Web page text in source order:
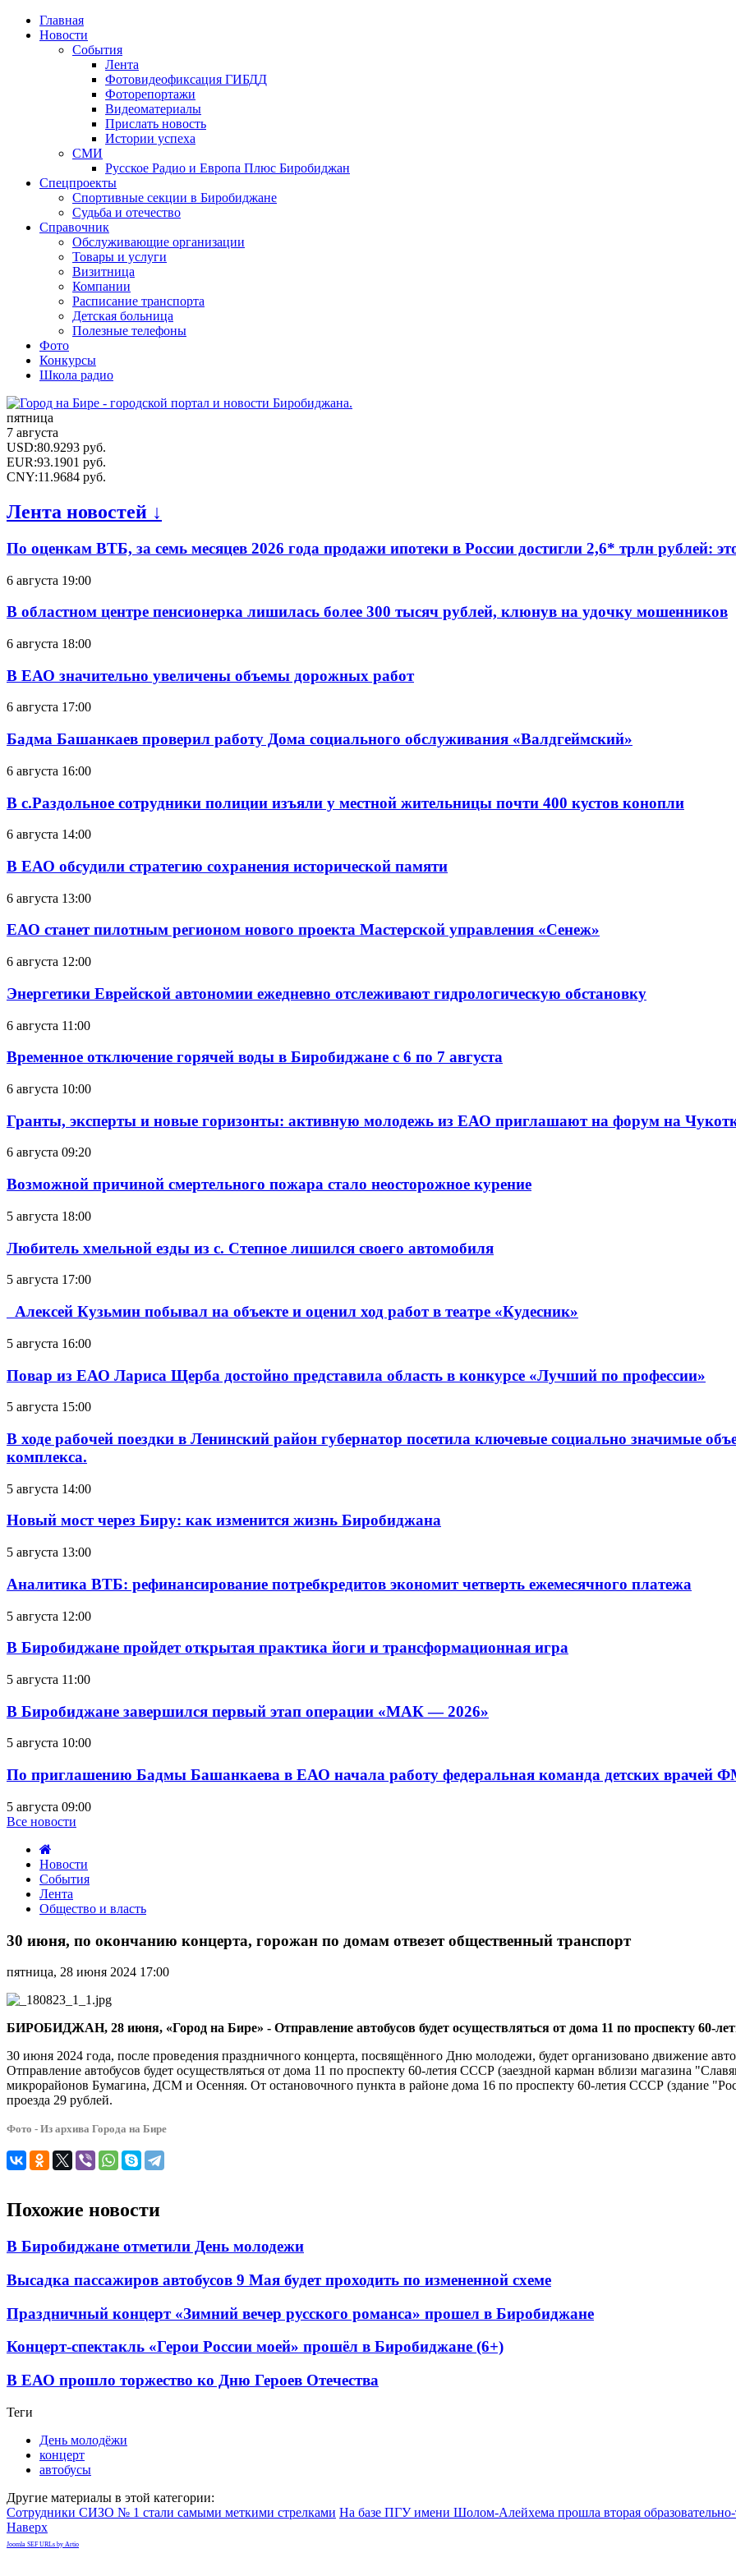
Главная
Новости
События
Лента
Фотовидеофиксация ГИБДД
Фоторепортажи
Видеоматериалы
Прислать новость
Истории успеха
СМИ
Русское Радио и Европа Плюс Биробиджан
Спецпроекты
Спортивные секции в Биробиджане
Судьба и отечество
Справочник
Обслуживающие организации
Товары и услуги
Визитница
Компании
Расписание транспорта
Детская больница
Полезные телефоны
Фото
Конкурсы
Школа радио
пятница
7 августа
USD:80.9293 руб.
EUR:93.1901 руб.
CNY:11.9684 руб.
Лента новостей ↓
По оценкам ВТБ, за семь месяцев 2026 года продажи ипотеки в России достигли 2,6* трлн рублей:
6 августа 19:00
В областном центре пенсионерка лишилась более 300 тысяч рублей, клюнув на удочку мошенников
6 августа 18:00
В ЕАО значительно увеличены объемы дорожных работ
6 августа 17:00
Бадма Башанкаев проверил работу Дома социального обслуживания «Валдгеймский»
6 августа 16:00
В с.Раздольное сотрудники полиции изъяли у местной жительницы почти 400 кустов конопли
6 августа 14:00
В ЕАО обсудили стратегию сохранения исторической памяти
6 августа 13:00
ЕАО станет пилотным регионом нового проекта Мастерской управления «Сенеж»
6 августа 12:00
Энергетики Еврейской автономии ежедневно отслеживают гидрологическую обстановку
6 августа 11:00
Временное отключение горячей воды в Биробиджане с 6 по 7 августа
6 августа 10:00
Гранты, эксперты и новые горизонты: активную молодежь из ЕАО приглашают на форум на
6 августа 09:20
Возможной причиной смертельного пожара стало неосторожное курение
5 августа 18:00
Любитель хмельной езды из с. Степное лишился своего автомобиля
5 августа 17:00
Алексей Кузьмин побывал на объекте и оценил ход работ в театре «Кудесник»
5 августа 16:00
Повар из ЕАО Лариса Щерба достойно представила область в конкурсе «Лучший по профессии»
5 августа 15:00
В ходе рабочей поездки в Ленинский район губернатор посетила ключевые социально значимые
комплекса.
5 августа 14:00
Новый мост через Биру: как изменится жизнь Биробиджана
5 августа 13:00
Аналитика ВТБ: рефинансирование потребкредитов экономит четверть ежемесячного платежа
5 августа 12:00
В Биробиджане пройдет открытая практика йоги и трансформационная игра
5 августа 11:00
В Биробиджане завершился первый этап операции «МАК — 2026»
5 августа 10:00
По приглашению Бадмы Башанкаева в ЕАО начала работу федеральная команда детских врачей
5 августа 09:00
Все новости
Новости
События
Лента
Общество и власть
июня,
окончанию
концерта,
горожан
домам
общественный
транспорт
30 июня, по окончанию концерта, горожан по домам отвезет общественный транспорт
пятница, 28 июня 2024 17:00
БИРОБИДЖАН, 28 июня, «Город на Бире» - Отправление автобусов будет осуществляться от дома 11 по проспекту 60-
30 июня 2024 года, после проведения праздничного концерта, посвящённого Дню молодежи, будет организовано движение
Отправление автобусов будет осуществляться от дома 11 по проспекту 60-летия СССР (заездной карман вблизи магазина
микрорайонов Бумагина, ДСМ и Осенняя. От остановочного пункта в районе дома 16 по проспекту 60-летия СССР (здание
проезда 29 рублей.
Фото - Из архива Города на Бире
Похожие новости
В Биробиджане отметили День молодежи
Высадка пассажиров автобусов 9 Мая будет проходить по измененной схеме
Праздничный концерт «Зимний вечер русского романса» прошел в Биробиджане
Концерт-спектакль «Герои России моей» прошёл в Биробиджане (6+)
В ЕАО прошло торжество ко Дню Героев Отечества
Теги
День молодёжи
концерт
автобусы
Другие материалы в этой категории:
Сотрудники СИЗО № 1 стали самыми меткими стрелками На базе ПГУ имени Шолом-Алейхема прошла вторая образовательно-
Наверх
Joomla SEF URLs by Artio